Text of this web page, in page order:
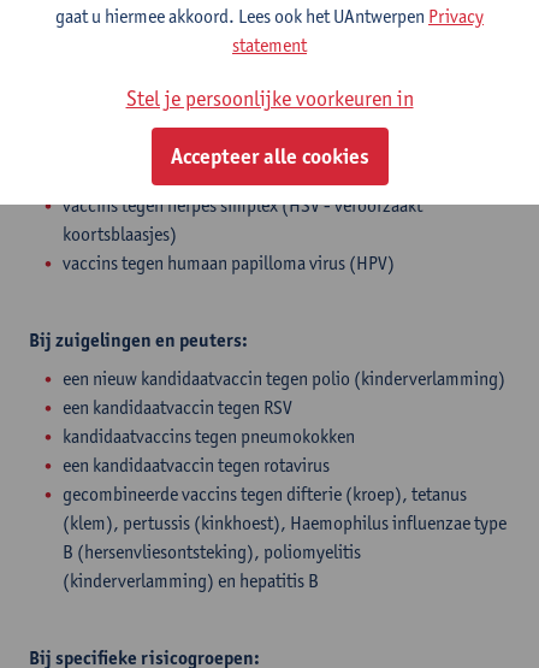
Bij jongeren en adolescenten:
hepatitis A vaccins
hepatitis B vaccins
gecombineerd hepatitis A en B vaccin
vaccins tegen griep (influenza)
vaccins tegen herpes simplex (HSV - veroorzaakt
koortsblaasjes)
vaccins tegen humaan papilloma virus (HPV)
Bij zuigelingen en peuters:
​een nieuw kandidaatvaccin tegen polio (kinderverlamming)
een kandidaatvaccin tegen RSV
kandidaatvaccins tegen pneumokokken
een kandidaatvaccin tegen rotavirus
gecombineerde vaccins tegen difterie (kroep), tetanus
(klem), pertussis (kinkhoest), Haemophilus influenzae type
B (hersenvliesontsteking), poliomyelitis
(kinderverlamming) en hepatitis B
Bij specifieke risicogroepen:
gaat u hiermee akkoord. Lees ook het UAntwerpen Privacy
statement
Stel je persoonlijke voorkeuren in
Accepteer alle cookies